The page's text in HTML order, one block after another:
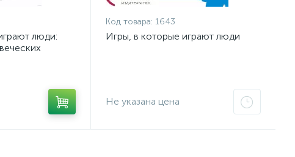
люди:
Код товара: 1643
Игры, в которые играют люди
Не указана цена